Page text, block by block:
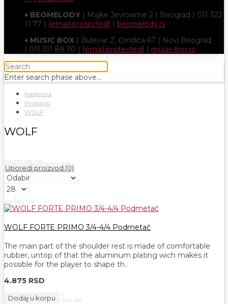
♦ BEOMELODY | Majke Jevrosime 2 | Beograd | 011 322
11 77 | [email protected] | beomelody.rs
♦ MUSIC BOX | Bulevar Z. Đinđića 67 | Novi Beograd
| 011 311 89 70 | [email protected] | music-box.rs
Enter search phase above...
Naslovna
Prodavci
WOLF
WOLF
Uporedi proizvod (0)
WOLF FORTE PRIMO 3/4-4/4 Podmetač
The main part of the shoulder rest is made of comfortable
rubber, untop of that the aluminum plating wich makes it
possible for the player to shape th..
4.875 RSD
Dodaj u korpu